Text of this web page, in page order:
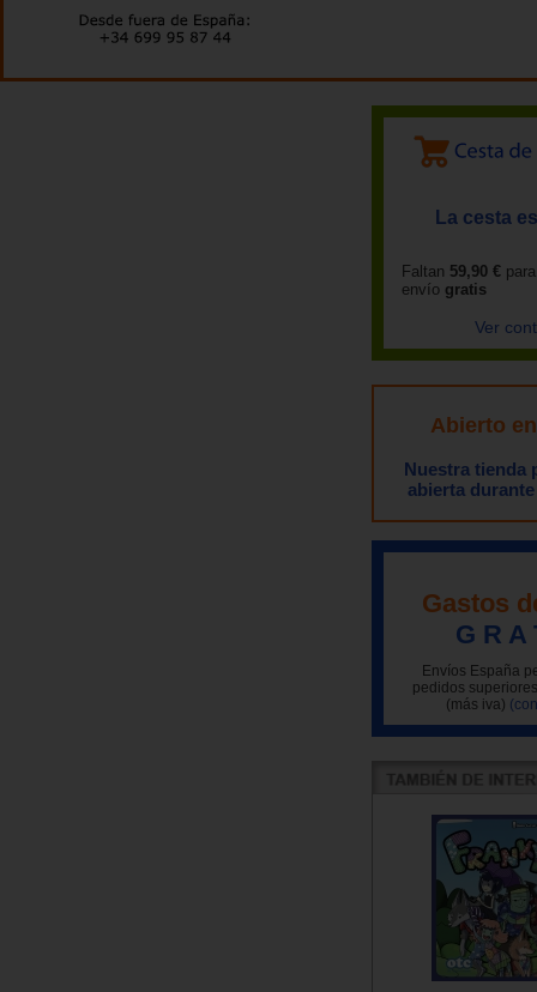
La cesta
Faltan 59,90 €
envío gratis
Ver
Abierto
Nuestra tienda
abierta
Gastos
G R A
Envíos España
pedidos
(más iva)